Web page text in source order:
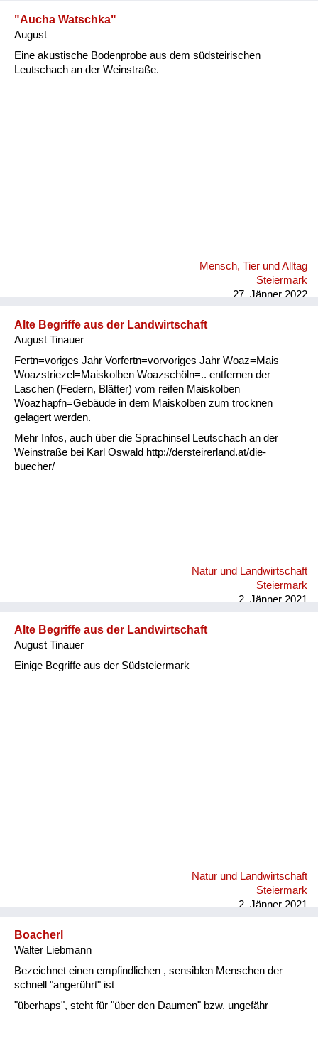
"Aucha Watschka"
August
Eine akustische Bodenprobe aus dem südsteirischen
Leutschach an der Weinstraße.
Mensch, Tier und Alltag
Steiermark
27. Jänner 2022
Alte Begriffe aus der Landwirtschaft
August Tinauer
Fertn=voriges Jahr Vorfertn=vorvoriges Jahr Woaz=Mais
Woazstriezel=Maiskolben Woazschöln=.. entfernen der
Laschen (Federn, Blätter) vom reifen Maiskolben
Woazhapfn=Gebäude in dem Maiskolben zum trocknen
gelagert werden.
Mehr Infos, auch über die Sprachinsel Leutschach an der
Weinstraße bei Karl Oswald http://dersteirerland.at/die-
buecher/
Natur und Landwirtschaft
Steiermark
2. Jänner 2021
Alte Begriffe aus der Landwirtschaft
August Tinauer
Einige Begriffe aus der Südsteiermark
Natur und Landwirtschaft
Steiermark
2. Jänner 2021
Boacherl
Walter Liebmann
Bezeichnet einen empfindlichen , sensiblen Menschen der
schnell "angerührt" ist
"überhaps", steht für "über den Daumen" bzw. ungefähr